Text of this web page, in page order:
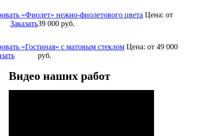
«Фиолет» нежно-фиолетового цвета Цена: от
39 000руб.
Заказать
«Гостиная» с матовым стеклом Цена: от 49 000
руб.
Видео наших работ